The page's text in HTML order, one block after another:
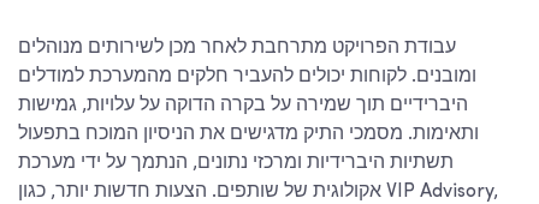
עבודת הפרויקט מתרחבת לאחר מכן לשירותים מנוהלים
ומובנים. לקוחות יכולים להעביר חלקים מהמערכת למודלים
היברידיים תוך שמירה על בקרה הדוקה על עלויות, גמישות
ותאימות. מסמכי התיק מדגישים את הניסיון המוכח בתפעול
תשתיות היברידיות ומרכזי נתונים, הנתמך על ידי מערכת
אקולוגית של שותפים. הצעות חדשות יותר, כגון VIP Advisory,